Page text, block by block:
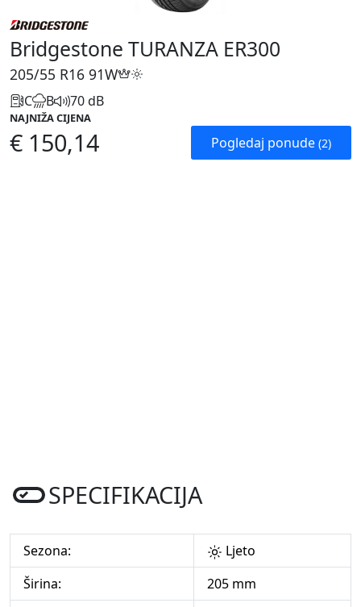
Bridgestone TURANZA ER300
205/55 R16 91W
C B 70 dB
NAJNIŽA CIJENA
€ 150,14 Pogledaj ponude (2)
SPECIFIKACIJA
Sezona:
Ljeto
Širina:
205 mm